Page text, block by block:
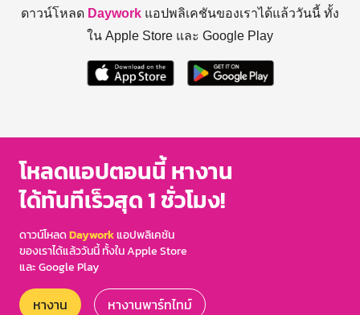
ดาวน์โหลด Daywork แอปพลิเคชันของเราได้แล้ววันนี้ ทั้ง
ใน Apple Store และ Google Play
โหลดแอปตอนนี้ หางาน
ได้ทันทีเร็วสุด 1 ชั่วโมง!
ดาวน์โหลดDayworkแอปพลิเคชัน
ของเราได้แล้ววันนี้ ทั้งใน Apple Store
และ Google Play
หางาน หางานพาร์ทไทม์